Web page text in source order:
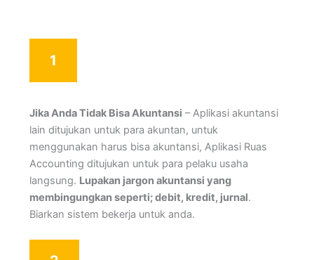
1
Jika Anda Tidak Bisa Akuntansi – Aplikasi akuntansi
lain ditujukan untuk para akuntan, untuk
menggunakan harus bisa akuntansi, Aplikasi Ruas
Accounting ditujukan untuk para pelaku usaha
langsung. Lupakan jargon akuntansi yang
membingungkan seperti; debit, kredit, jurnal.
Biarkan sistem bekerja untuk anda.